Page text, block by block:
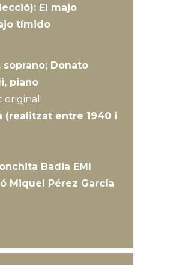
El majo
tímido
soprano; Donato
piano
original:
(realitzat entre 1940 i
Badia EMI
Miquel Pérez García